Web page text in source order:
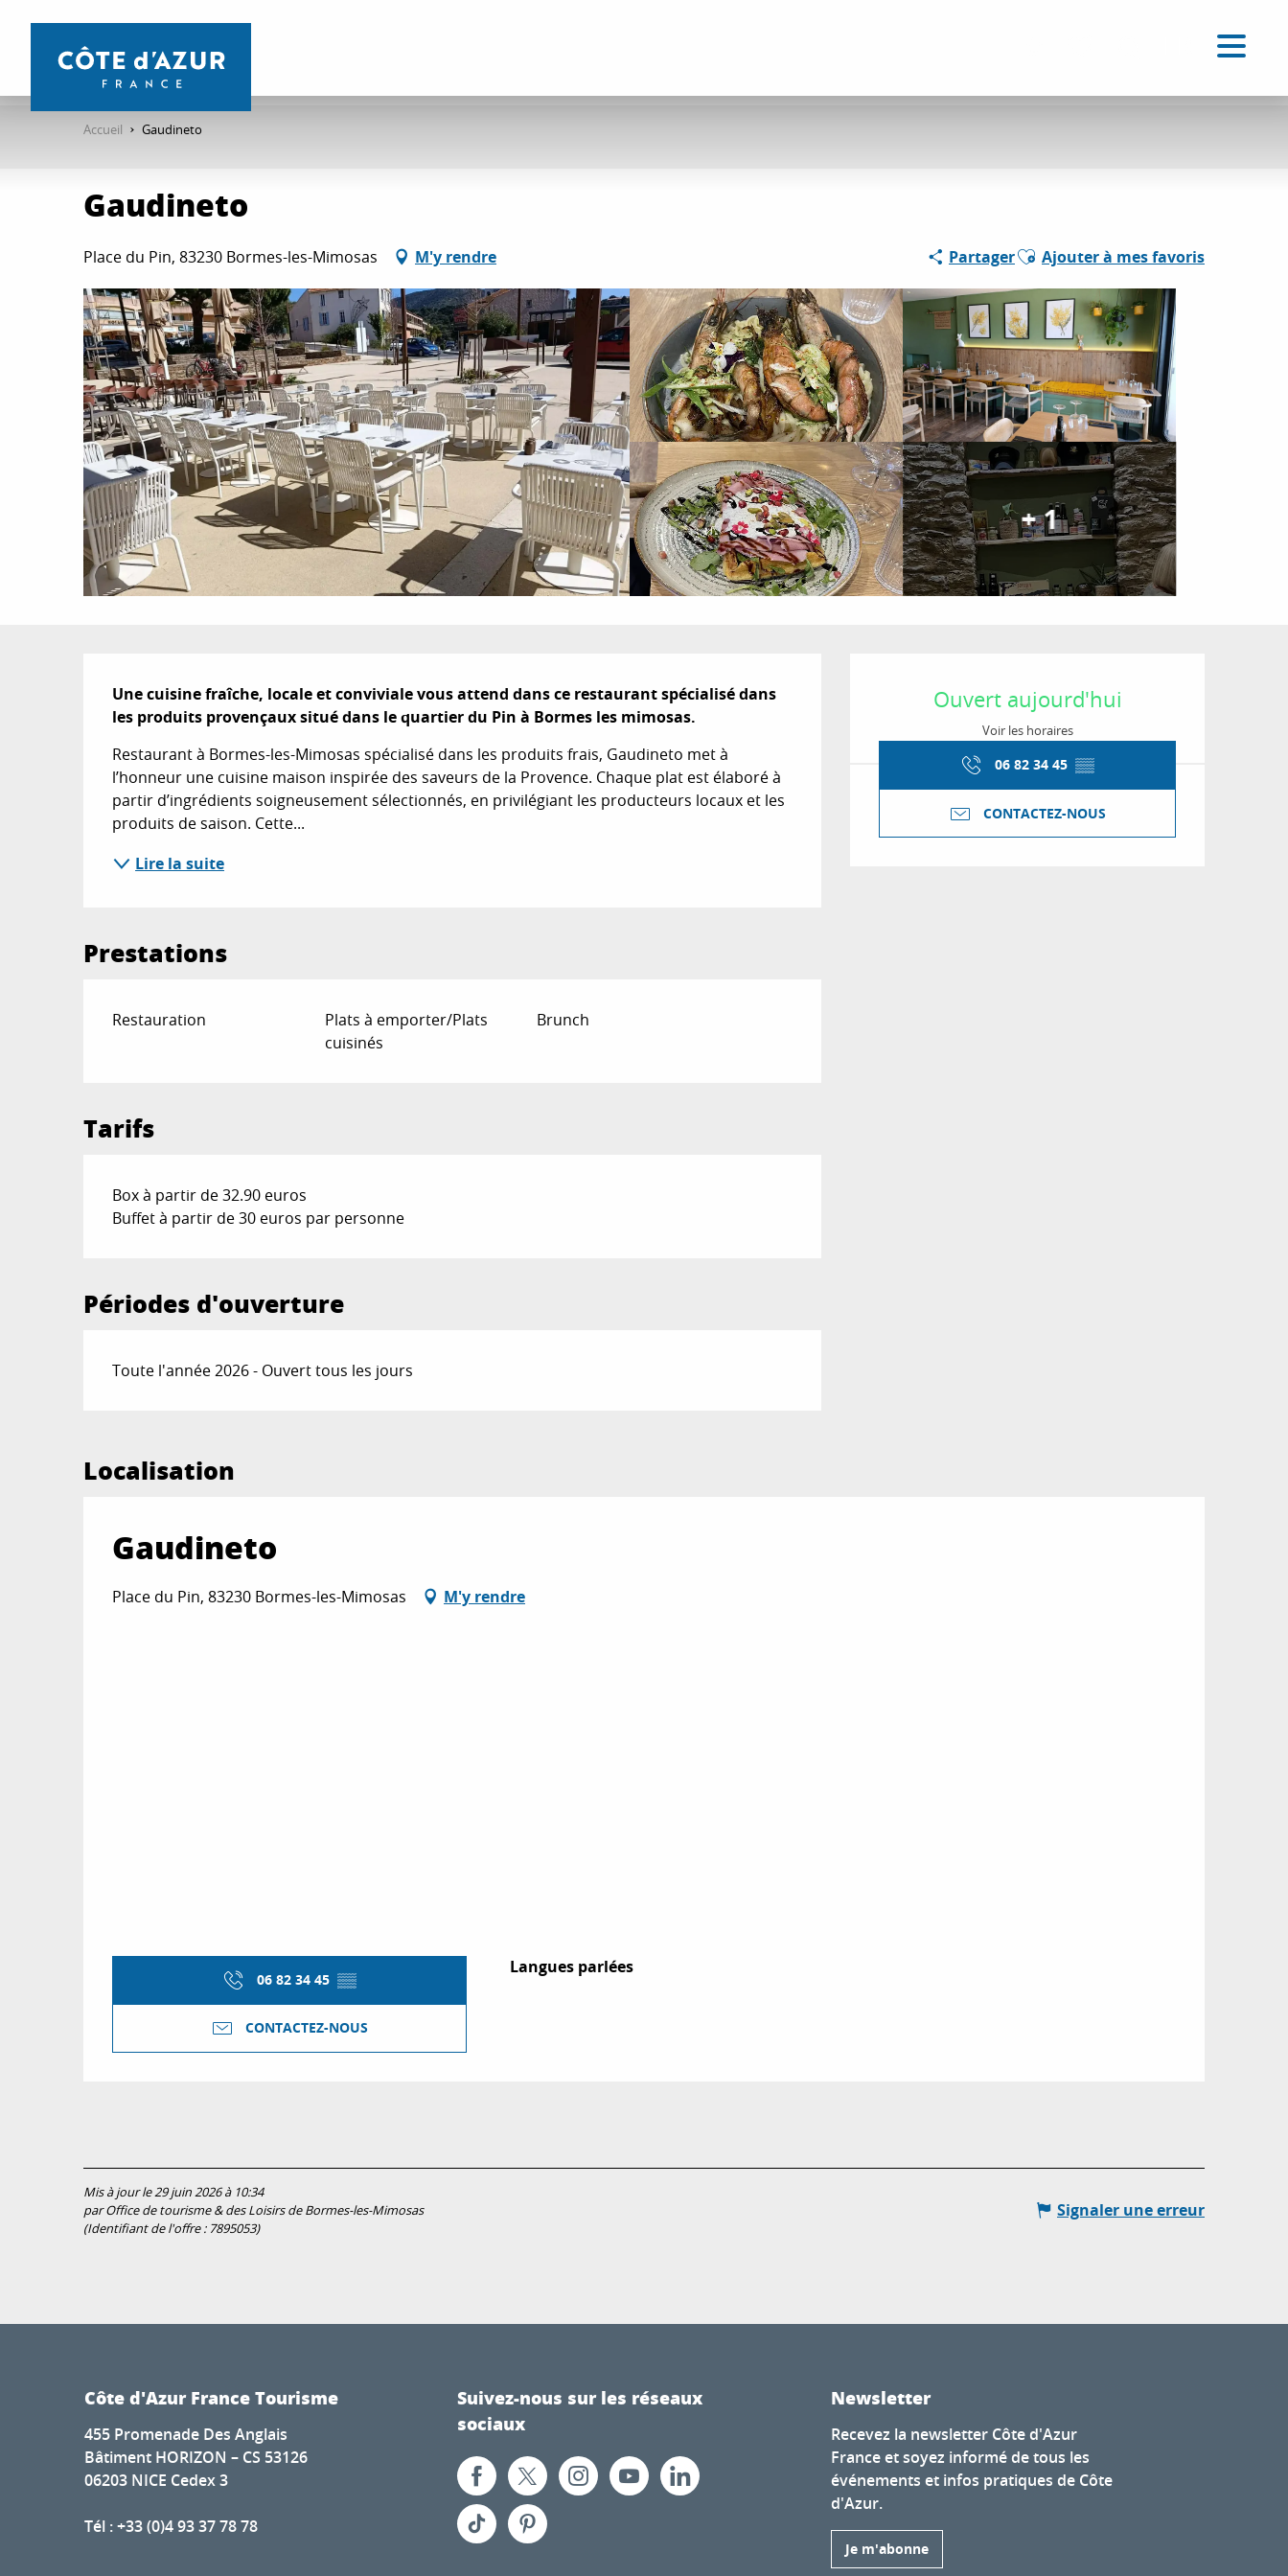
contenu
Accueil Gaudineto
Gaudineto
Place du Pin, 83230 Bormes-les-Mimosas M'y rendre PartagerAjouter aux favoris
Ajouter à mes favoris
+ 1
Ouverture et
Ouvert aujourd'hui
Voir les horaires
06 82 34 45 ▒▒
CONTACTEZ-NOUS
Description
Une cuisine fraîche, locale et conviviale vous attend dans ce restaurant spécialisé dans
les produits provençaux situé dans le quartier du Pin à Bormes les mimosas.
Restaurant à Bormes-les-Mimosas spécialisé dans les produits frais, Gaudineto met à
l’honneur une cuisine maison inspirée des saveurs de la Provence. Chaque plat est élaboré à
partir d’ingrédients soigneusement sélectionnés, en privilégiant les producteurs locaux et les
produits de saison. Cette...
Lire la suite
Prestations
Restauration
Plats à emporter/Plats
cuisinés
Brunch
Tarifs
Box à partir de 32.90 euros
Buffet à partir de 30 euros par personne
Périodes d'ouverture
Toute l'année 2026 - Ouvert tous les jours
Localisation
Gaudineto
Place du Pin, 83230 Bormes-les-Mimosas M'y rendre
06 82 34 45 ▒▒
CONTACTEZ-NOUS
Langues parlées
Langues parlées
Mis à jour le 29 juin 2026 à 10:34
par Office de tourisme & des Loisirs de Bormes-les-Mimosas
(Identifiant de l'offre : 7895053)
Signaler une erreur
Côte d'Azur France Tourisme
455 Promenade Des Anglais
Bâtiment HORIZON – CS 53126
06203 NICE Cedex 3
Tél : +33 (0)4 93 37 78 78
Suivez-nous sur les réseaux
sociaux
Newsletter
Recevez la newsletter Côte d'Azur
France et soyez informé de tous les
événements et infos pratiques de Côte
d'Azur.
Je m'abonne